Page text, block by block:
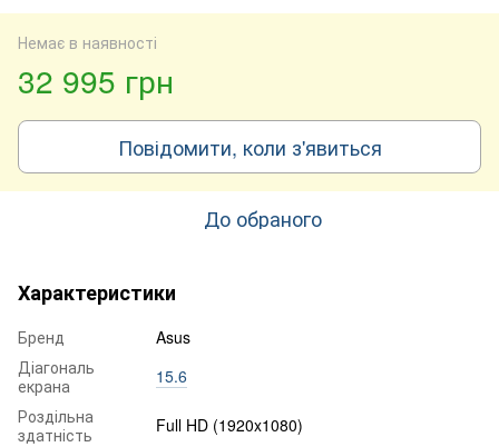
Немає в наявності
32 995 грн
Повідомити, коли з'явиться
До обраного
Характеристики
Бренд
Asus
Діагональ
екрана
15.6
Роздільна
здатність
Full HD (1920x1080)